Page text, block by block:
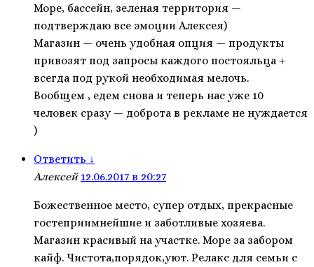
Море, бассейн, зеленая территория —
подтверждаю все эмоции Алексея)
Магазин — очень удобная опция — продукты
привозят под запросы каждого постояльца +
всегда под рукой необходимая мелочь.
Вообщем , едем снова и теперь нас уже 10
человек сразу — доброта в рекламе не нуждается
)
Ответить ↓
Алексей12.06.2017 в 20:27
Божественное место, супер отдых, прекрасные
гостеприимнейшие и заботливые хозяева.
Магазин красивый на участке. Море за забором
кайф. Чистота,порядок,уют. Релакс для семьи с